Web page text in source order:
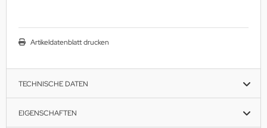
Artikeldatenblatt drucken
TECHNISCHE DATEN
EIGENSCHAFTEN